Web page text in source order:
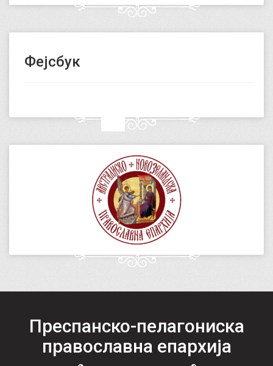
Фејсбук
Преспанско-пелагониска
православна епархија